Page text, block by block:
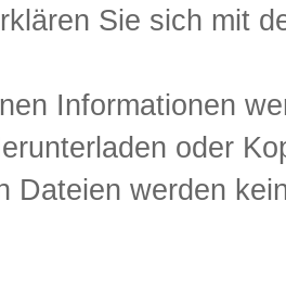
Sie sich mit
Informationen
oder
Dateien werden